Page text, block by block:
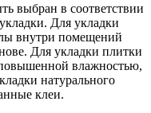
выбран в соответствии
Для укладки
внутри помещений
Для укладки плитки
влажностью,
натурального
клеи.